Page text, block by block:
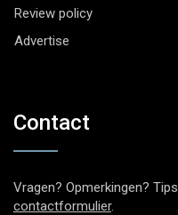
Review policy
Advertise
Contact
Vragen? Opmerkingen?
contactformulier.